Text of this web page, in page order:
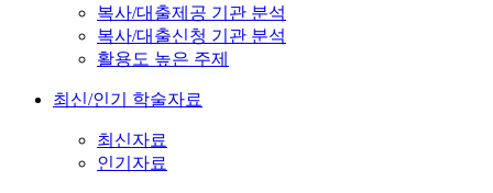
복사/대출제공 기관 분석
복사/대출신청 기관 분석
활용도 높은 주제
최신/인기 학술자료
최신자료
인기자료